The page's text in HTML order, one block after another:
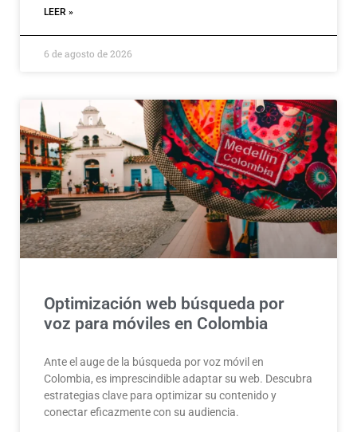
LEER »
6 de agosto de 2026
Optimización web búsqueda por
voz para móviles en Colombia
Ante el auge de la búsqueda por voz móvil en
Colombia, es imprescindible adaptar su web. Descubra
estrategias clave para optimizar su contenido y
conectar eficazmente con su audiencia.